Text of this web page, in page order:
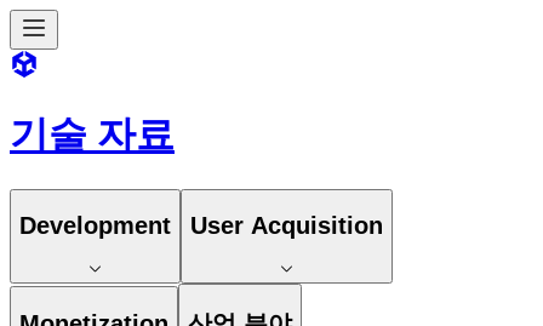
기술 자료
Development User Acquisition